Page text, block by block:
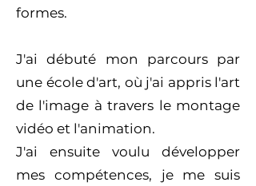
formes.
J'ai débuté mon parcours par
une école d'art, où j'ai appris l'art
de l'image à travers le montage
vidéo et l'animation.
J'ai ensuite voulu développer
mes compétences, je me suis